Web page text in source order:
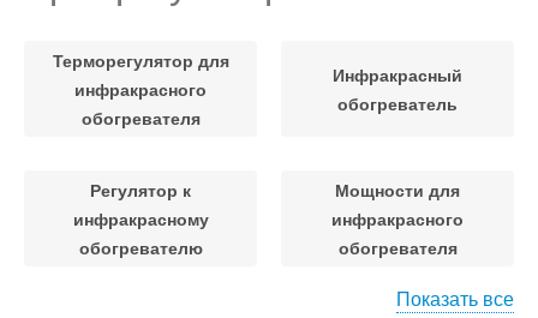
Терморегулятор для
инфракрасного
обогревателя
Инфракрасный
обогреватель
Регулятор к
инфракрасному
обогревателю
Мощности для
инфракрасного
обогревателя
Показать все